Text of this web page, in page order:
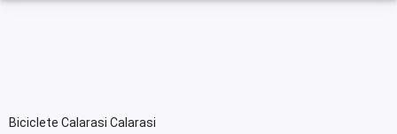
Biciclete Calarasi Calarasi